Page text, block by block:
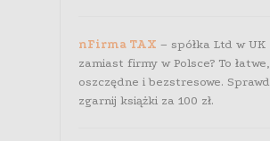
nFirma TAX – spółka Ltd w UK
zamiast firmy w Polsce? To łatwe,
oszczędne i bezstresowe.
zgarnij książki za 100 zł.